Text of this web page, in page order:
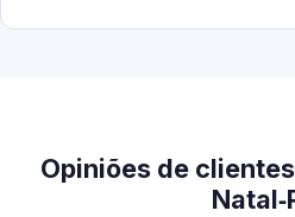
Opiniões de